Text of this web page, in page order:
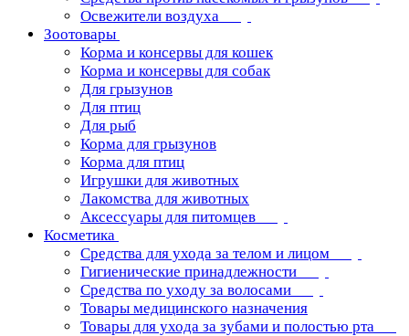
Освежители воздуха
Зоотовары
Корма и консервы для кошек
Корма и консервы для собак
Для грызунов
Для птиц
Для рыб
Корма для грызунов
Корма для птиц
Игрушки для животных
Лакомства для животных
Аксессуары для питомцев
Косметика
Средства для ухода за телом и лицом
Гигиенические принадлежности
Средства по уходу за волосами
Товары медицинского назначения
Товары для ухода за зубами и полостью рта